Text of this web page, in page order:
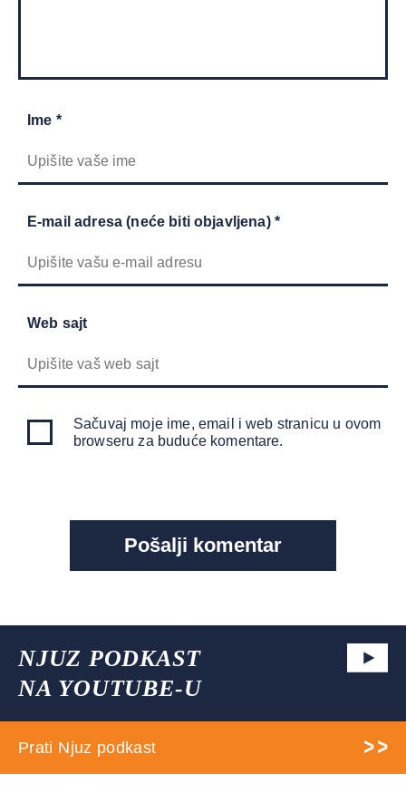
Ime *
E-mail adresa (neće biti objavljena) *
Web sajt
Sačuvaj moje ime, email i web stranicu u ovom
browseru za buduće komentare.
NJUZ PODKAST
NA YOUTUBE-U
Prati Njuz podkast